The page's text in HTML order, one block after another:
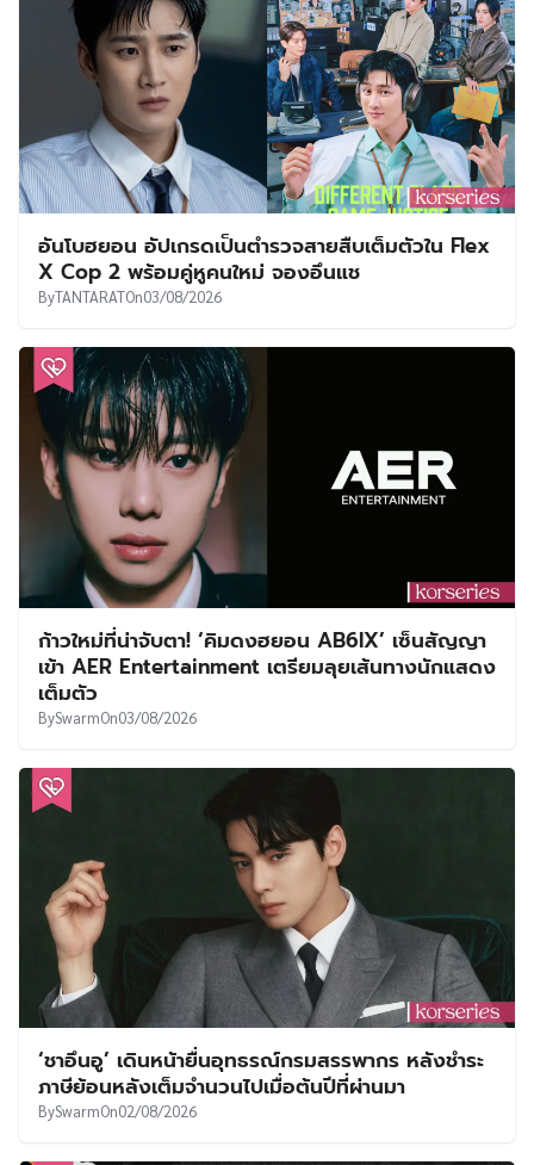
อันโบฮยอน อัปเกรดเป็นตำรวจสายสืบเต็มตัวใน Flex
X Cop 2 พร้อมคู่หูคนใหม่ จองอึนแช
ByTANTARATOn03/08/2026
ก้าวใหม่ที่น่าจับตา! ‘คิมดงฮยอน AB6IX’ เซ็นสัญญา
เข้า AER Entertainment เตรียมลุยเส้นทางนักแสดง
เต็มตัว
BySwarmOn03/08/2026
‘ชาอึนอู’ เดินหน้ายื่นอุทธรณ์กรมสรรพากร หลังชำระ
ภาษีย้อนหลังเต็มจำนวนไปเมื่อต้นปีที่ผ่านมา
BySwarmOn02/08/2026